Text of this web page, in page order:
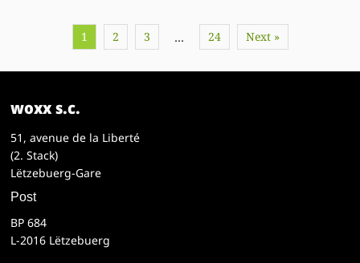
1 2 3 … 24 Next »
woxx s.c.
51, avenue de la Liberté
(2. Stack)
Lëtzebuerg-Gare
Post
BP 684
L-2016 Lëtzebuerg